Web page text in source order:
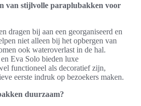
van stijlvolle paraplubakken voor
dragen bij aan een georganiseerd en
niet alleen bij het opbergen van
ook wateroverlast in de hal.
Eva Solo bieden luxe
functioneel als decoratief zijn,
eerste indruk op bezoekers maken.
duurzaam?